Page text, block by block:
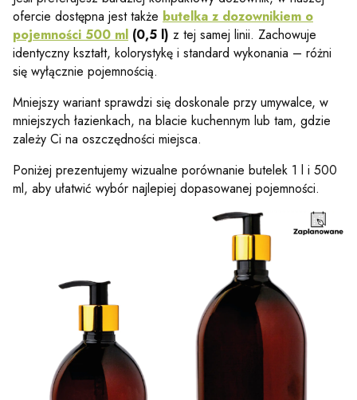
ofercie dostępna jest także butelka z dozownikiem o
pojemności 500 ml (0,5 l) z tej samej linii. Zachowuje
identyczny kształt, kolorystykę i standard wykonania – różni
się wyłącznie pojemnością.
Mniejszy wariant sprawdzi się doskonale przy umywalce, w
mniejszych łazienkach, na blacie kuchennym lub tam, gdzie
zależy Ci na oszczędności miejsca.
Poniżej prezentujemy wizualne porównanie butelek 1 l i 500
ml, aby ułatwić wybór najlepiej dopasowanej pojemności.